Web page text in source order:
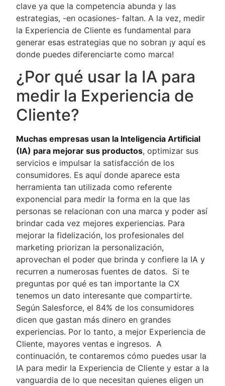
clave ya que la competencia abunda y las
estrategias, -en ocasiones- faltan. A la vez, medir
la Experiencia de Cliente es fundamental para
generar esas estrategias que no sobran ¡y aquí es
donde puedes diferenciarte como marca!
¿Por qué usar la IA para
medir la Experiencia de
Cliente?
Muchas empresas usan la Inteligencia Artificial
(IA) para mejorar sus productos, optimizar sus
servicios e impulsar la satisfacción de los
consumidores. Es aquí donde aparece esta
herramienta tan utilizada como referente
exponencial para medir la forma en la que las
personas se relacionan con una marca y poder así
brindar cada vez mejores experiencias. Para
mejorar la fidelización, los profesionales del
marketing priorizan la personalización,
aprovechan el poder que brinda y confiere la IA y
recurren a numerosas fuentes de datos. Si te
preguntas por qué es tan importante la CX
tenemos un dato interesante que compartirte.
Según Salesforce, el 84% de los consumidores
dicen que gastan más dinero en grandes
experiencias. Por lo tanto, a mejor Experiencia de
Cliente, mayores ventas e ingresos. A
continuación, te contaremos cómo puedes usar la
IA para medir la Experiencia de Cliente y estar a la
vanguardia de lo que necesitan quienes eligen un